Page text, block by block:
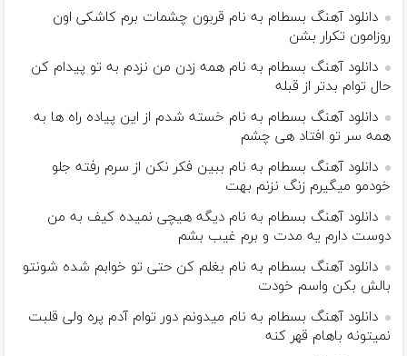
دانلود آهنگ بسطام به نام قربون چشمات برم کاشکی اون
روزامون تکرار بشن
دانلود آهنگ بسطام به نام همه زدن من نزدم به تو پیدام کن
حال توام بدتر از قبله
دانلود آهنگ بسطام به نام خسته شدم از این پیاده راه ها به
همه سر تو افتاد هی چشم
دانلود آهنگ بسطام به نام ببین فکر نکن از سرم رفته جلو
خودمو میگیرم زنگ نزنم بهت
دانلود آهنگ بسطام به نام دیگه هیچی نمیده کیف به من
دوست دارم یه مدت و برم غیب بشم
دانلود آهنگ بسطام به نام بغلم کن حتی تو خوابم شده شونتو
بالش بکن واسم خودت
دانلود آهنگ بسطام به نام میدونم دور توام آدم پره ولی قلبت
نمیتونه باهام قهر کنه